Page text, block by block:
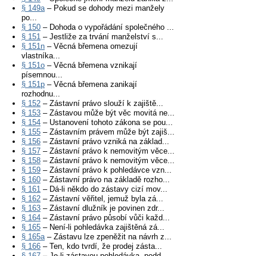
§ 149a– Pokud se dohody mezi manžely
po...
§ 150 – Dohoda o vypořádání společného ...
§ 151 – Jestliže za trvání manželství s...
§ 151n – Věcná břemena omezují
vlastníka...
§ 151o – Věcná břemena vznikají
písemnou...
§ 151p – Věcná břemena zanikají
rozhodnu...
§ 152 – Zástavní právo slouží k zajiště...
§ 153 – Zástavou může být věc movitá ne...
§ 154 – Ustanovení tohoto zákona se pou...
§ 155 – Zástavním právem může být zajiš...
§ 156 – Zástavní právo vzniká na základ...
§ 157 – Zástavní právo k nemovitým věce...
§ 158 – Zástavní právo k nemovitým věce...
§ 159 – Zástavní právo k pohledávce vzn...
§ 160 – Zástavní právo na základě rozho...
§ 161 – Dá-li někdo do zástavy cizí mov...
§ 162 – Zástavní věřitel, jemuž byla zá...
§ 163 – Zástavní dlužník je povinen zdr...
§ 164 – Zástavní právo působí vůči každ...
§ 165 – Není-li pohledávka zajištěná zá...
§ 165a– Zástavu lze zpeněžit na návrh z...
§ 166 – Ten, kdo tvrdí, že prodej zásta...